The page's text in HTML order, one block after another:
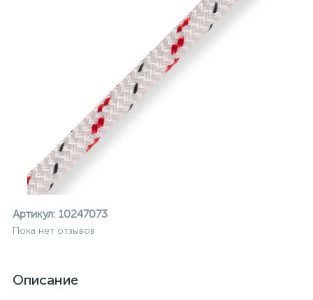
Артикул: 10247073
Пока нет отзывов
Описание